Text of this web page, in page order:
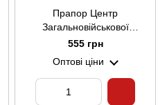
Прапор Центр
Загальновійськової
Підготовки 184-й
555 грн
Оптові ціни